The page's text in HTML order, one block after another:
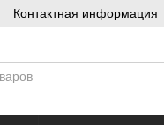
Контактная информация